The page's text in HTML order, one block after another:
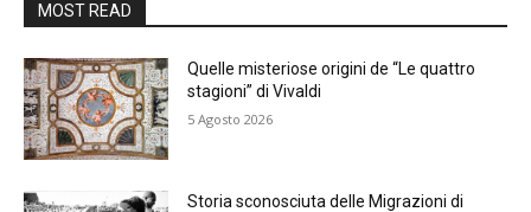
MOST READ
Quelle misteriose origini de “Le quattro
stagioni” di Vivaldi
5 Agosto 2026
Storia sconosciuta delle Migrazioni di